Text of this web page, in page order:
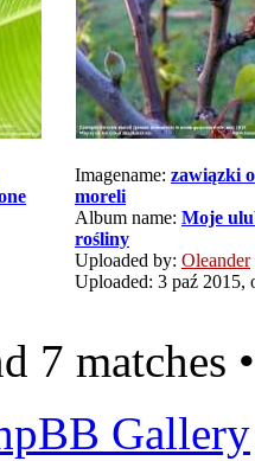
Imagename: zawiązki
moreli
Album name: Moje
rośliny
Uploaded by: Oleander
Uploaded: 3 paź 2015,
7 matches
Gallery